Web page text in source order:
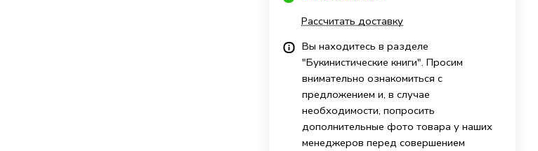
Рассчитать доставку
Вы находитесь в разделе
"Букинистические книги". Просим
внимательно ознакомиться с
предложением и, в случае
необходимости, попросить
дополнительные фото товара у наших
менеджеров перед совершением